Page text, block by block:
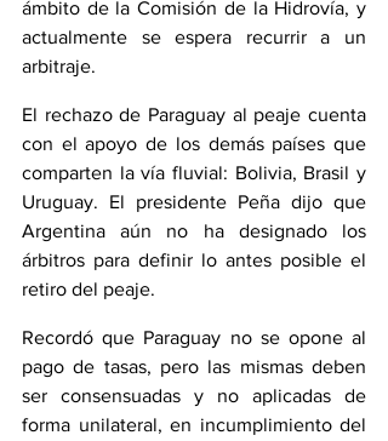
ámbito de la Comisión de la Hidrovía, y
actualmente se espera recurrir a un
arbitraje.
El rechazo de Paraguay al peaje cuenta
con el apoyo de los demás países que
comparten la vía fluvial: Bolivia, Brasil y
Uruguay. El presidente Peña dijo que
Argentina aún no ha designado los
árbitros para definir lo antes posible el
retiro del peaje.
Recordó que Paraguay no se opone al
pago de tasas, pero las mismas deben
ser consensuadas y no aplicadas de
forma unilateral, en incumplimiento del